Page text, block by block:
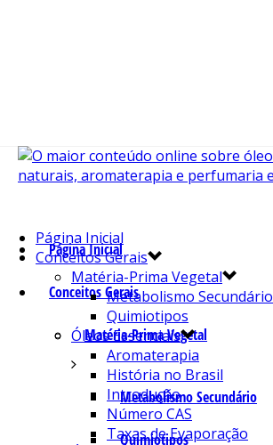
Página Inicial
Conceitos Gerais
Matéria-Prima Vegetal
Metabolismo Secundário
Quimiotipos
Página Inicial
Conceitos Gerais
Matéria-Prima Vegetal
Metabolismo Secundário
Quimiotipos
Óleos Essenciais
Aromaterapia
História no Brasil
Introdução
Número CAS
Taxas de Evaporação